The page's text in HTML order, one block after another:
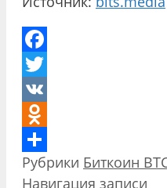
Facebook
Twitter
VK
Odnoklassniki
Отправить
Рубрики Биткоин
Навигация записи